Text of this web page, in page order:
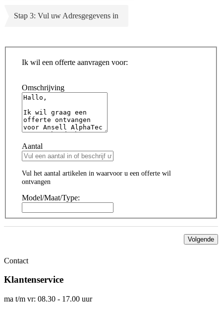
Stap 3: Vul uw Adresgegevens in
Ik wil een offerte aanvragen voor:
Omschrijving
Aantal
Vul het aantal artikelen in waarvoor u een offerte wil
ontvangen
Model/Maat/Type:
Volgende
Contact
Klantenservice
ma t/m vr: 08.30 - 17.00 uur